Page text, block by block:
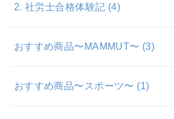
2. 社労士合格体験記 (4)
おすすめ商品〜MAMMUT〜 (3)
おすすめ商品〜スポーツ〜 (1)